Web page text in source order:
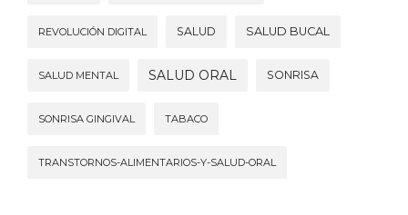
REVOLUCIÓN DIGITAL SALUD SALUD BUCAL
SALUD MENTAL SALUD ORAL SONRISA
SONRISA GINGIVAL TABACO
TRANSTORNOS-ALIMENTARIOS-Y-SALUD-ORAL